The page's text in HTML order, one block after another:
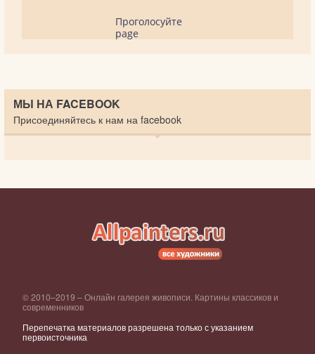
Проголосуйте
page
МЫ НА FACEBOOK
Присоединяйтесь к нам на facebook
© 2010–2019 – Онлайн галерея живописи. Картины классиков и
современников
Перепечатка материалов разрешена только с указанием
первоисточника